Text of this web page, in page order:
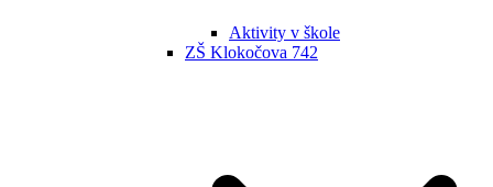
Aktivity v škole
ZŠ Klokočova 742